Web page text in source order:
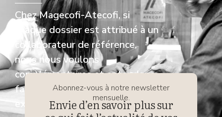
Chez Magecofi-Atecofi, si
chaque dossier est attribué à un
collaborateur de référence,
nous nous voulons
complémentaires et entendons
faire de la somme de nos
expertises un gage d’efficacité.
Abonnez-vous à notre newsletter
mensuelle.
Envie d’en savoir plus sur